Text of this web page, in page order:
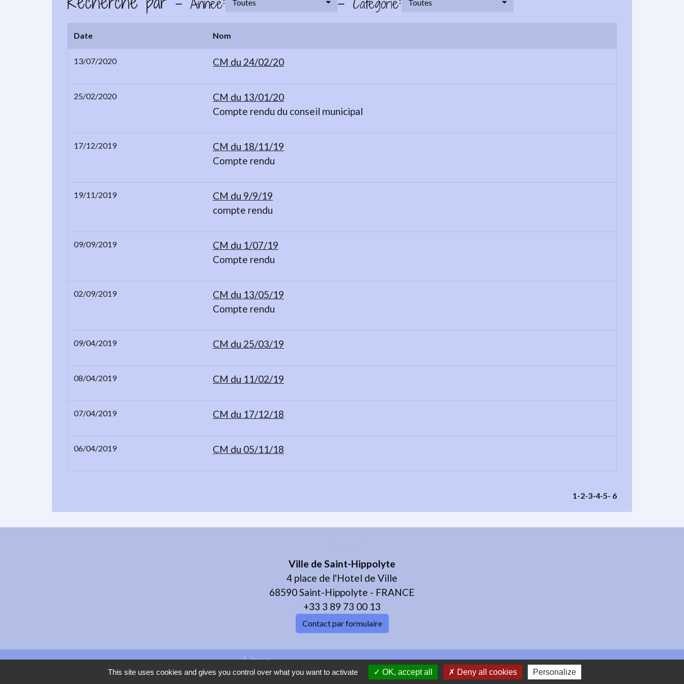
Toutes Toutes
Date Nom
13/07/2020 CM du 24/02/20
25/02/2020
CM du 13/01/20
Compte rendu du conseil municipal
17/12/2019
CM du 18/11/19
Compte rendu
19/11/2019
CM du 9/9/19
compte rendu
09/09/2019
CM du 1/07/19
Compte rendu
02/09/2019
CM du 13/05/19
Compte rendu
09/04/2019 CM du 25/03/19
08/04/2019 CM du 11/02/19
07/04/2019 CM du 17/12/18
06/04/2019 CM du 05/11/18
1-2-3-4-5- 6
Ville de Saint-Hippolyte
4 place de l'Hotel de Ville
68590 Saint-Hippolyte - FRANCE
+33 3 89 73 00 13
Contact par formulaire
Liens
This site uses cookies and gives you control over what you want to activate OK, accept all Deny all cookies Personalize